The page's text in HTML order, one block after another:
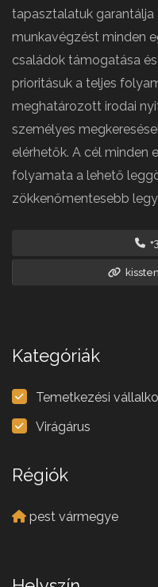
tapasztalatuk
munkavégzést minden
családok támogatása
prioritásuk a teljes
meghatározott irodai
személyes
elérhetők. A cél minden
folyamata a lehető
zökkenőmentesebb
Kategóriák
Temetkezési
Virágárus
Régiók
pest vármegye